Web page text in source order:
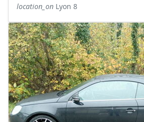
location_on Lyon 8